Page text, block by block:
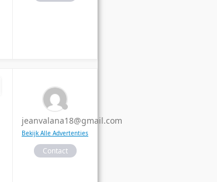
jeanvalana18@gmail.com
Bekijk Alle Advertenties
Contact